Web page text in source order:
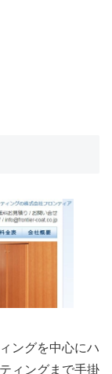
ングを中心にハ
ィングまで手掛